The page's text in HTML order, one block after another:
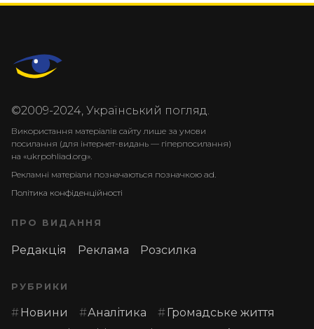
©2009-2024, Український погляд.
Використання матеріалів сайту лише за умови
посилання (для інтернет-видань — гіперпосилання)
на «ukrpohliad.org».
Рекламні матеріали позначаються позначкою ad.
Політика конфіденційності
ПРО ВИДАННЯ
Редакція Реклама Розсилка
РУБРИКИ
Новини Аналітика
Громадське життя